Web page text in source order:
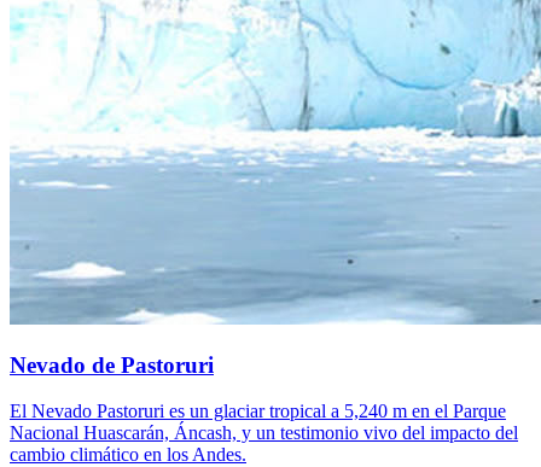
Nevado de Pastoruri
El Nevado Pastoruri es un glaciar tropical a 5,240 m en el Parque
Nacional Huascarán, Áncash, y un testimonio vivo del impacto del
cambio climático en los Andes.